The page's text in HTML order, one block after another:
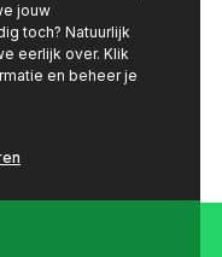
DASH
jouw
toch? Natuurlijk
eerlijk over. Klik
en beheer je